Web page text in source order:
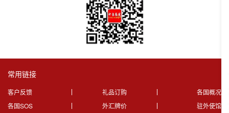
常用链接
客户反馈 礼品订购
各国概况
各国SOS
外汇牌价 驻外使馆